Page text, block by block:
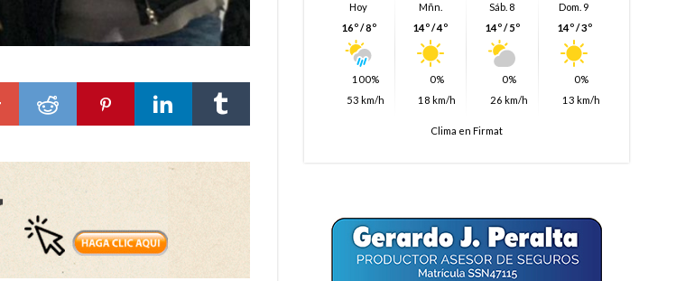
Hoy
16º / 8º
100%
53 km/h
Mñn.
14º / 4º
0%
18 km/h
Sáb. 8
14º / 5º
0%
26 km/h
Dom. 9
14º / 3º
0%
13 km/h
Clima en Firmat